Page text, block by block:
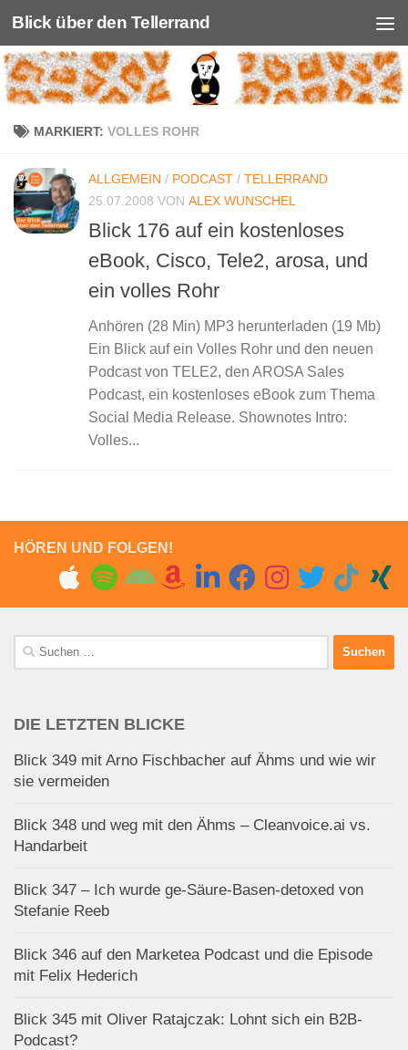
Unter dem Inhalt
Blick über den Tellerrand
MARKIERT: VOLLES ROHR
ALLGEMEIN / PODCAST / TELLERRAND
25.07.2008 VON ALEX WUNSCHEL
Blick 176 auf ein kostenloses
eBook, Cisco, Tele2, arosa, und
ein volles Rohr
Anhören (28 Min) MP3 herunterladen (19 Mb)
Ein Blick auf ein Volles Rohr und den neuen
Podcast von TELE2, den AROSA Sales
Podcast, ein kostenloses eBook zum Thema
Social Media Release. Shownotes Intro:
Volles...
HÖREN UND FOLGEN!
Suchen
nach:
DIE LETZTEN BLICKE
Blick 349 mit Arno Fischbacher auf Ähms und wie wir
sie vermeiden
Blick 348 und weg mit den Ähms – Cleanvoice.ai vs.
Handarbeit
Blick 347 – Ich wurde ge-Säure-Basen-detoxed von
Stefanie Reeb
Blick 346 auf den Marketea Podcast und die Episode
mit Felix Hederich
Blick 345 mit Oliver Ratajczak: Lohnt sich ein B2B-
Podcast?